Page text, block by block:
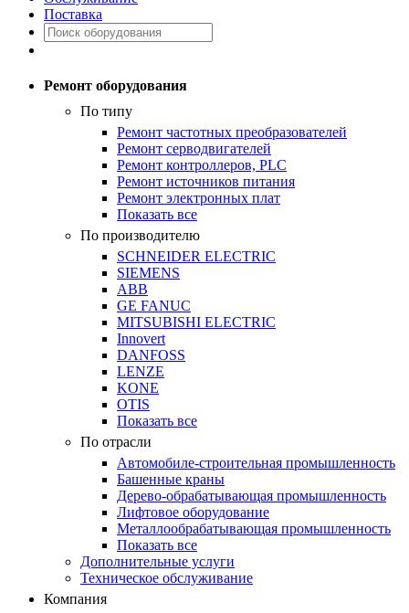
Поставка
Ремонт оборудования
По типу
Ремонт частотных преобразователей
Ремонт серводвигателей
Ремонт контроллеров, PLC
Ремонт источников питания
Ремонт электронных плат
Показать все
По производителю
SCHNEIDER ELECTRIC
SIEMENS
ABB
GE FANUC
MITSUBISHI ELECTRIC
Innovert
DANFOSS
LENZE
KONE
OTIS
Показать все
По отрасли
Автомобиле-строительная промышленность
Башенные краны
Дерево-обрабатывающая промышленность
Лифтовое оборудование
Металлообрабатывающая промышленность
Показать все
Дополнительные услуги
Техническое обслуживание
Компания